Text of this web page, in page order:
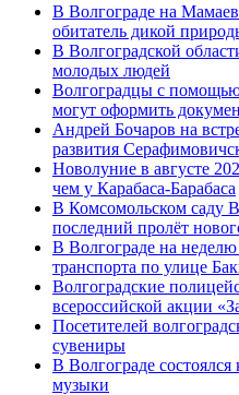
В Волгограде на
обитатель дикой
В Волгоградской
молодых людей
Волгоградцы с помощью
могут оформить
Андрей Бочаров на
развития
Новолуние в августе
чем у Карабаса-Барабаса
В Комсомольском саду
последний пролёт
В Волгограде на
транспорта по улице
Волгоградские
всероссийской акции
Посетителей
сувениры
В Волгограде состоялся
музыки